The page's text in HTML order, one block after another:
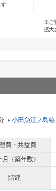
す
※ご
拡大
小田急江ノ島線
費・共益費
月（築年数）
階建